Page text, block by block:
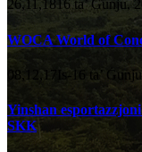
26,11,1816 ta’ Ġunju,
WOCA World of
08,12,17Is-16 ta’
Yinshan
SKK